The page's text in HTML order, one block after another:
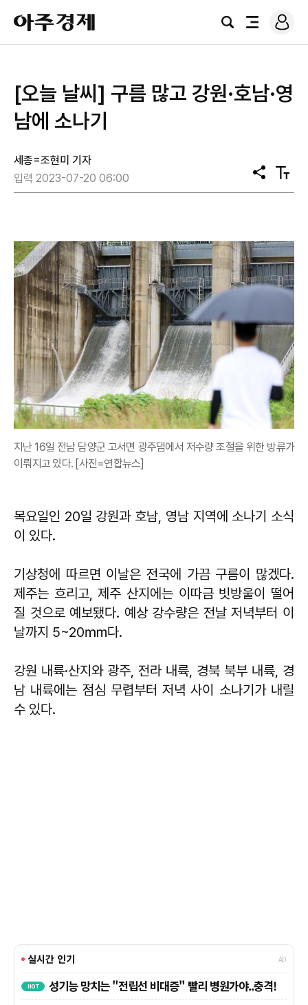
아
주
경
검
전
로
그
[오늘 날씨] 구름 많고 강원·호남·영
남에 소나기
세종=조현미 기자
입력 2023-07-20 06:00
공
유
텍
스
지난 16일 전남 담양군 고서면 광주댐에서 저수량 조절을 위한 방류가
이뤄지고 있다. [사진=연합뉴스]
목요일인 20일 강원과 호남, 영남 지역에 소나기 소식
이 있다.
기상청에 따르면 이날은 전국에 가끔 구름이 많겠다.
제주는 흐리고, 제주 산지에는 이따금 빗방울이 떨어
질 것으로 예보됐다. 예상 강수량은 전날 저녁부터 이
날까지 5~20㎜다.
강원 내륙·산지와 광주, 전라 내륙, 경북 북부 내륙, 경
남 내륙에는 점심 무렵부터 저녁 사이 소나기가 내릴
수 있다.